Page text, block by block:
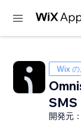
Wix
SMS
開発元